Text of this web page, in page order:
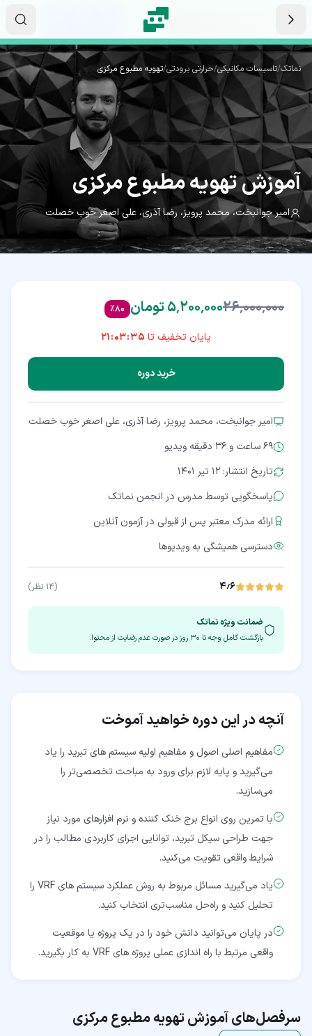
نماتک/تاسیسات مکانیکی/حرارتی برودتی/تهویه مطبوع مرکزی
(CAC)
آموزشتهویه مطبوع مرکزی
امیر جوانبخت،محمد پرویز، رضا آذری، علی اصغر خوب خصلت
۲۶٬۰۰۰٬۰۰۰۵٬۲۰۰٬۰۰۰ تومان %80
پایان تخفیف تا 21:03:35
خرید دوره
امیر جوانبخت، محمد پرویز، رضا آذری، علی اصغر خوب خصلت
69 ساعت و 36 دقیقه
ویدیو
تاریخ انتشار: ۱۲ تیر ۱۴۰۱
پاسخگویی توسط مدرس در انجمن نماتک
ارائه مدرک معتبر پس از قبولی در آزمون آنلاین
دسترسی همیشگی به ویدیوها
۴٫۶ (۱۴ نظر)
ضمانت ویژه نماتک
بازگشت کامل وجه تا ۳۰ روز در صورت عدم رضایت از محتوا.
آنچه در این دوره خواهید آموخت
مفاهیم اصلی اصول و مفاهیم اولیه سیستم های تبرید را یاد
می‌گیرید و پایه لازم برای ورود به مباحث تخصصی‌تر را
می‌سازید.
با تمرین روی انواع برج خنک کننده و نرم افزارهای مورد نیاز
جهت طراحی سیکل تبرید، توانایی اجرای کاربردی مطالب را در
شرایط واقعی تقویت می‌کنید.
یاد می‌گیرید مسائل مربوط به روش عملکرد سیستم های VRF را
تحلیل کنید و راه‌حل مناسب‌تری انتخاب کنید.
در پایان می‌توانید دانش خود را در یک پروژه یا موقعیت
واقعی مرتبط با راه اندازی عملی پروژه های VRF به کار بگیرید.
سرفصل‌های آموزشتهویه مطبوع مرکزی